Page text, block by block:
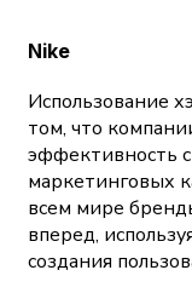
Nike
Использование
том, что
эффективность
маркетинговых
всем мире
вперед,
создания